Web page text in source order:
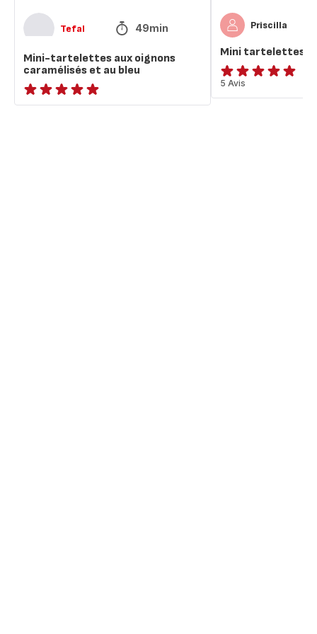
Tefal 49min
Mini-tartelettes aux oignons
caramélisés et au bleu
ratings.NaN
Priscilla
Mini tartelettes
Avis
5
5 Avis